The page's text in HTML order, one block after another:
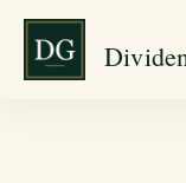
Zum
springen